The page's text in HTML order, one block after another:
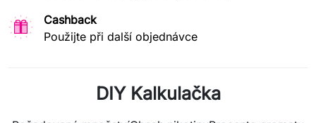
Cashback
Použijte při další objednávce
DIY Kalkulačka